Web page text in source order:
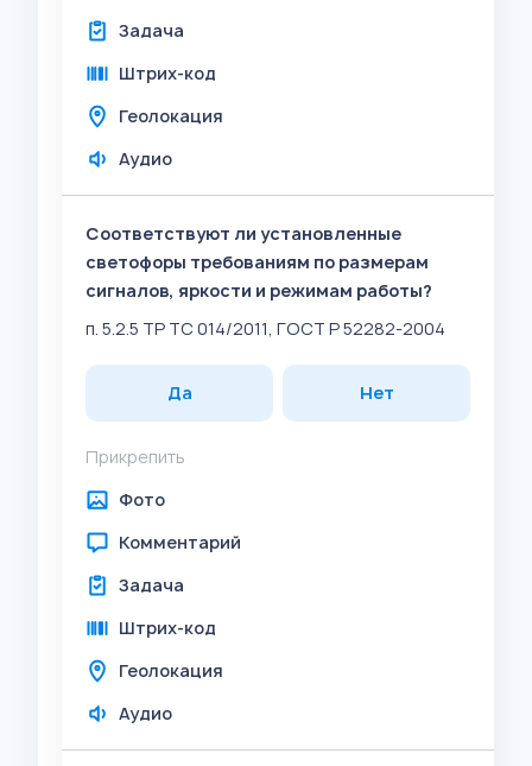
Задача
Штрих-код
Геолокация
Аудио
Соответствуют ли установленные
светофоры требованиям по размерам
сигналов, яркости и режимам работы?
п. 5.2.5 ТР ТС 014/2011, ГОСТ Р 52282-2004
Да Нет
Прикрепить
Фото
Комментарий
Задача
Штрих-код
Геолокация
Аудио